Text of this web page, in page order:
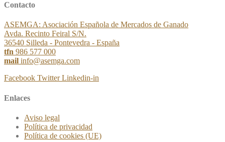
Contacto
ASEMGA: Asociación Española de Mercados de Ganado
Avda. Recinto Feiral S/N.
36540 Silleda - Pontevedra - España
tfn 986 577 000
mail info@asemga.com
Facebook Twitter Linkedin-in
Enlaces
Aviso legal
Política de privacidad
Política de cookies (UE)